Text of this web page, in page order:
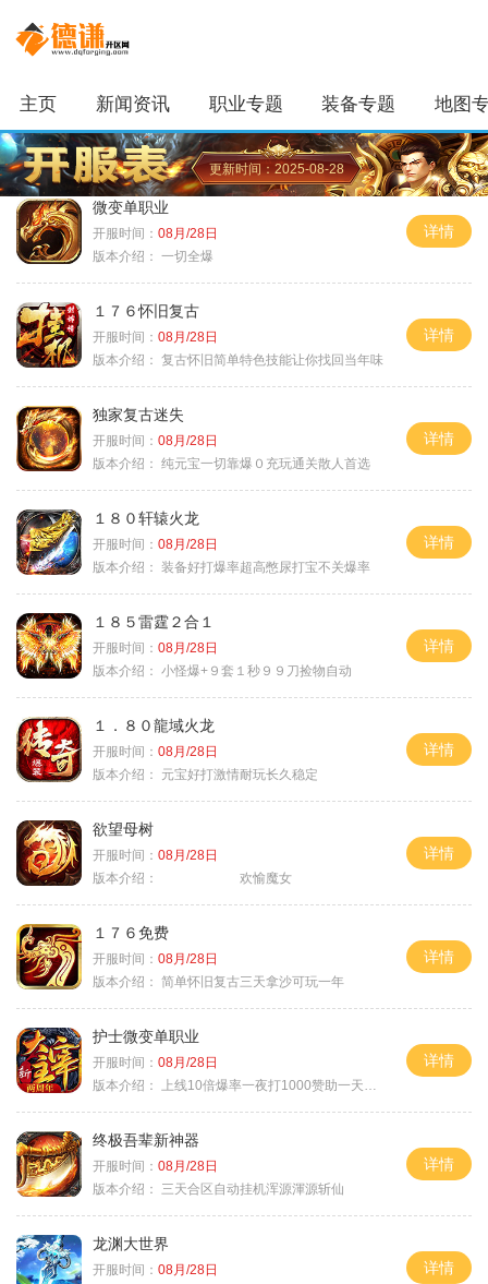
主页 新闻资讯 职业专题 装备专题 地图
更新时间：2025-08-28
微变单职业
开服时间： 08月/28日
版本介绍： 一切全爆
详情
１７６怀旧复古
开服时间： 08月/28日
版本介绍： 复古怀旧简单特色技能让你找回当年味
详情
独家复古迷失
开服时间： 08月/28日
版本介绍： 纯元宝一切靠爆０充玩通关散人首选
详情
１８０轩辕火龙
开服时间： 08月/28日
版本介绍： 装备好打爆率超高憋尿打宝不关爆率
详情
１８５雷霆２合１
开服时间： 08月/28日
版本介绍： 小怪爆+９套１秒９９刀捡物自动
详情
１．８０龍域火龙
开服时间： 08月/28日
版本介绍：
元宝好打激情耐玩长久稳定
详情
欲望母树
开服时间： 08月/28日
版本介绍：
欢愉魔女
详情
１７６免费
开服时间： 08月/28日
版本介绍： 简单怀旧复古三天拿沙可玩一年
详情
护士微变单职业
开服时间： 08月/28日
版本介绍：
上线10倍爆率一夜打1000赞助一天毕业
详情
终极吾辈新神器
开服时间： 08月/28日
版本介绍：
三天合区自动挂机浑源渾源斩仙
详情
龙渊大世界
开服时间： 08月/28日
详情